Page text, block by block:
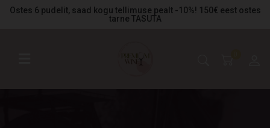
Ostes 6 pudelit, saad kogu tellimuse pealt -10%! 150€ eest ostes
tarne TASUTA